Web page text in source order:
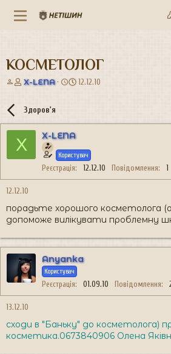
КОСМЕТОЛОГ
А
о
р
е
м
X-LENA
Д
с
о
е
я
12.12.10
Здоров'я
X X-LENA
Користувач
Реєстрація 12.12.10 Повідомлення 1
12.12.10
порадьте хорошого косметолога
допоможе вилікувати проблемну
Anyanka
Користувач
Реєстрація 01.09.10 Повідомлення
13.12.10
сходи в "Баньку" до косметолога)
косметика.0673840906 Олена